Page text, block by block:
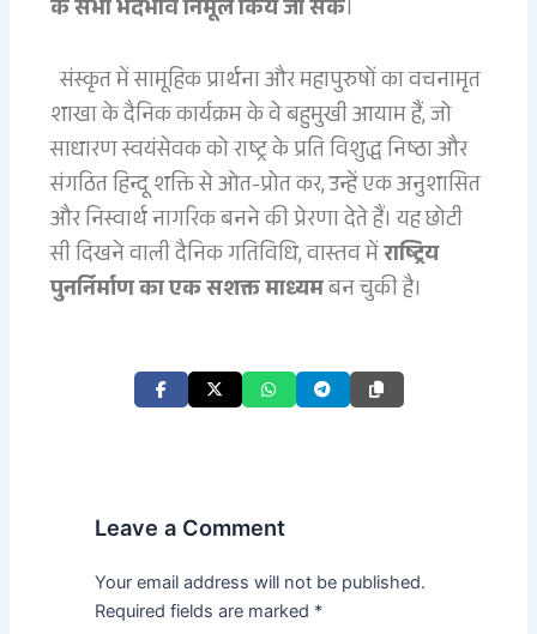
के सभी भेदभाव निर्मूल किये जा सकें।
संस्कृत में सामूहिक प्रार्थना और महापुरुषों का वचनामृत
शाखा के दैनिक कार्यक्रम के वे बहुमुखी आयाम हैं, जो
साधारण स्वयंसेवक को राष्ट्र के प्रति विशुद्ध निष्ठा और
संगठित हिन्दू शक्ति से ओत-प्रोत कर, उन्हें एक अनुशासित
और निस्वार्थ नागरिक बनने की प्रेरणा देते हैं। यह छोटी
सी दिखने वाली दैनिक गतिविधि, वास्तव मेंराष्ट्रिय
पुनर्निर्माण का एक सशक्त माध्यमबन चुकी है।
Leave a Comment
Your email address will not be published.
Required fields are marked *